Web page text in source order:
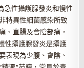
急性攝護腺發炎和慢性
特異性細菌感染所致
、直腸及會陰部痛，
性攝護腺發炎是攝護
表現為少腹、會陰、